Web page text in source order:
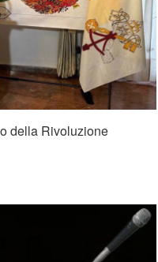
della Rivoluzione